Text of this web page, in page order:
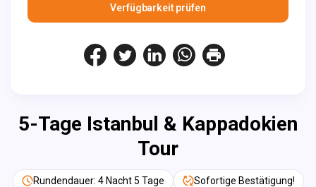
Verfügbarkeit prüfen
5-Tage Istanbul & Kappadokien
Tour
Rundendauer: 4 Nacht 5 Tage Sofortige Bestätigung!